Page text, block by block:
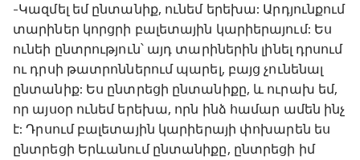
-Կազմել եմ ընտանիք, ունեմ երեխա: Արդյունքում
տարիներ կորցրի բալետային կարիերայում: Ես
ունեի ընտրություն՝ այդ տարիներին լինել դրսում
ու դրսի թատրոններում պարել, բայց չունենալ
ընտանիք: Ես ընտրեցի ընտանիքը, և ուրախ եմ,
որ այսօր ունեմ երեխա, որն ինձ համար ամեն ինչ
է: Դրսում բալետային կարիերայի փոխարեն ես
ընտրեցի Երևանում ընտանիքը, ընտրեցի իմ